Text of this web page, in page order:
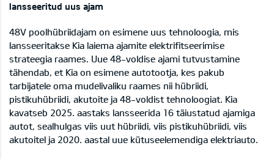
lansseeritud uus ajam
48V poolhübriidajam on esimene uus tehnoloogia, mis
lansseeritakse Kia laiema ajamite elektrifitseerimise
strateegia raames. Uue 48-voldise ajami tutvustamine
tähendab, et Kia on esimene autotootja, kes pakub
tarbijatele oma mudelivaliku raames nii hübriidi,
pistikuhübriidi, akutoite ja 48-voldist tehnoloogiat. Kia
kavatseb 2025. aastaks lansseerida 16 täiustatud ajamiga
autot, sealhulgas viis uut hübriidi, viis pistikuhübriidi, viis
akutoitel ja 2020. aastal uue kütuseelemendiga elektriauto.